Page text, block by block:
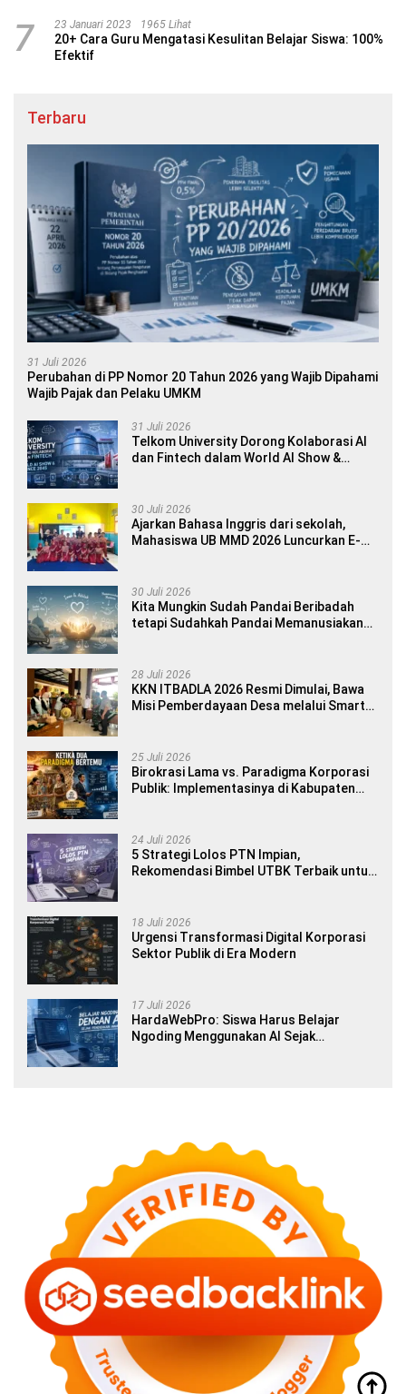
7 23 Januari 2023 1965 Lihat
20+ Cara Guru Mengatasi Kesulitan Belajar Siswa: 100%
Efektif
Terbaru
31 Juli 2026
Perubahan di PP Nomor 20 Tahun 2026 yang Wajib Dipahami
Wajib Pajak dan Pelaku UMKM
31 Juli 2026
Telkom University Dorong Kolaborasi AI
dan Fintech dalam World AI Show &
30 Juli 2026
Ajarkan Bahasa Inggris dari sekolah,
Mahasiswa UB MMD 2026 Luncurkan E-
30 Juli 2026
Kita Mungkin Sudah Pandai Beribadah
tetapi Sudahkah Pandai Memanusiakan
28 Juli 2026
KKN ITBADLA 2026 Resmi Dimulai, Bawa
Misi Pemberdayaan Desa melalui Smart
25 Juli 2026
Birokrasi Lama vs. Paradigma Korporasi
Publik: Implementasinya di Kabupaten
24 Juli 2026
5 Strategi Lolos PTN Impian,
Rekomendasi Bimbel UTBK Terbaik untuk
18 Juli 2026
Urgensi Transformasi Digital Korporasi
Sektor Publik di Era Modern
17 Juli 2026
HardaWebPro: Siswa Harus Belajar
Ngoding Menggunakan AI Sejak